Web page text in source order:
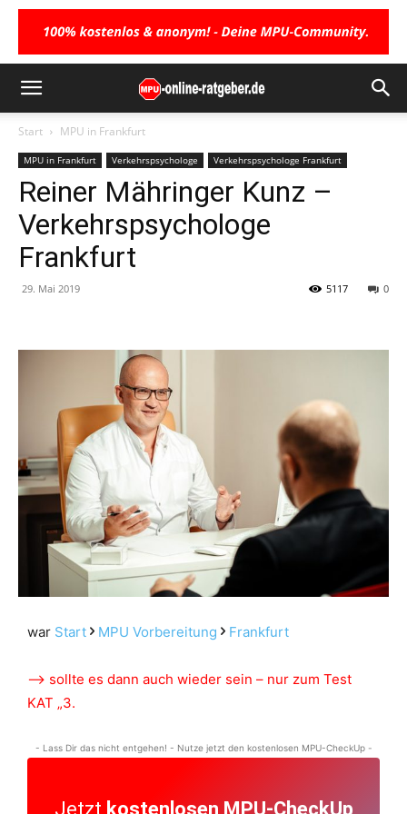
Start MPU in Frankfurt
MPU in Frankfurt Verkehrspsychologe Verkehrspsychologe Frankfurt
Reiner Mähringer Kunz –
Verkehrspsychologe
Frankfurt
29. Mai 2019 0
5117
war Start MPU Vorbereitung Frankfurt
–> sollte es dann auch wieder sein – nur zum Test
KAT „3.
- Lass Dir das nicht entgehen! - Nutze jetzt den kostenlosen MPU-CheckUp -
Jetzt kostenlosen MPU-CheckUp